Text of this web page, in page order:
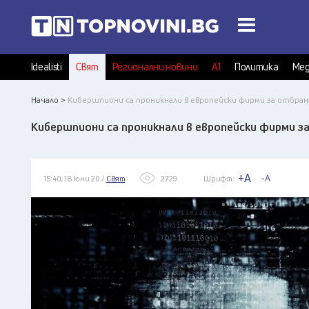
Idealisti Свят Регионални новини А1 Политика
Начало > Кибершпиони са проникнали в европейски фирми за
Кибершпиони са проникнали в европейски фирми
15:40, 18 юни 20 / Свят 2729 Шрифт: +A -A